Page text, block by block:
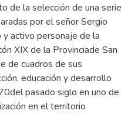
de la selección de una serie
por el señor Sergio
activo personaje de la
XIX de la Provinciade San
de cuadros de sus
educación y desarrollo
pasado siglo en uno de
en el territorio